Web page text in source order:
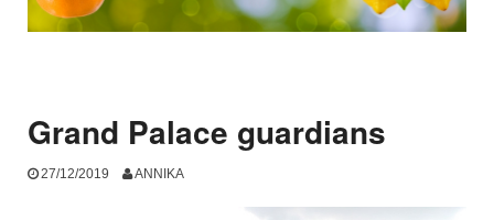
Grand Palace guardians
27/12/2019 ANNIKA